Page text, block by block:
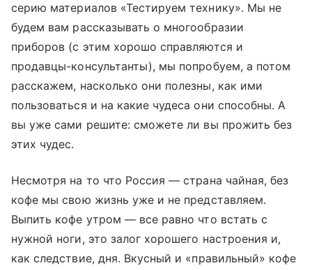
серию материалов «Тестируем технику». Мы не
будем вам рассказывать о многообразии
приборов (с этим хорошо справляются и
продавцы-консультанты), мы попробуем, а потом
расскажем, насколько они полезны, как ими
пользоваться и на какие чудеса они способны. А
вы уже сами решите: сможете ли вы прожить без
этих чудес.
Несмотря на то что Россия — страна чайная, без
кофе мы свою жизнь уже и не представляем.
Выпить кофе утром — все равно что встать с
нужной ноги, это залог хорошего настроения и,
как следствие, дня. Вкусный и «правильный» кофе